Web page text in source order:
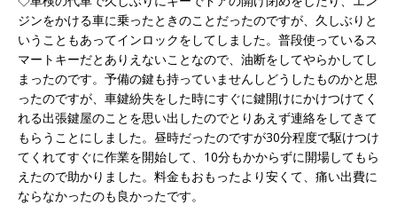
ジンをかける車に乗ったときのことだったのですが、久しぶりと
いうこともあってインロックをしてしました。普段使っているス
マートキーだとありえないことなので、油断をしてやらかしてし
まったのです。予備の鍵も持っていませんしどうしたものかと思
ったのですが、車鍵紛失をした時にすぐに鍵開けにかけつけてく
れる出張鍵屋のことを思い出したのでとりあえず連絡をしてきて
もらうことにしました。昼時だったのですが30分程度で駆けつけ
てくれてすぐに作業を開始して、10分もかからずに開場してもら
えたので助かりました。料金もおもったより安くて、痛い出費に
ならなかったのも良かったです。